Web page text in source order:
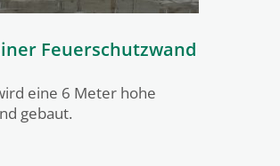
Feuerschutzwand
eine 6 Meter hohe
gebaut.